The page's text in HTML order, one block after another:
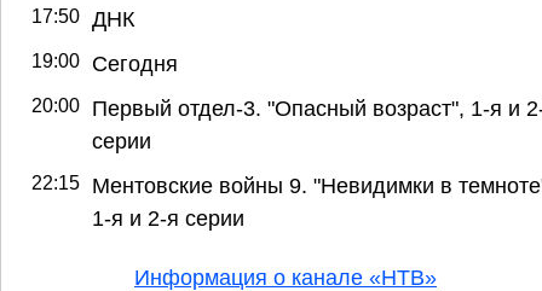
17:50 ДНК
19:00 Сегодня
20:00
Первый отдел-3. "Опасный возраст", 1-я и
серии
22:15
Ментовские войны 9. "Невидимки в
1-я и 2-я серии
Информация о канале «НТВ»